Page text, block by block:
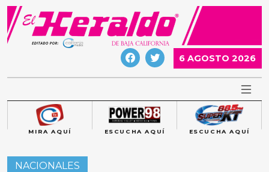
Skip
content
6 AGOSTO 2026
MIRA AQUÍ ESCUCHA AQUÍ ESCUCHA AQUÍ
NACIONALES